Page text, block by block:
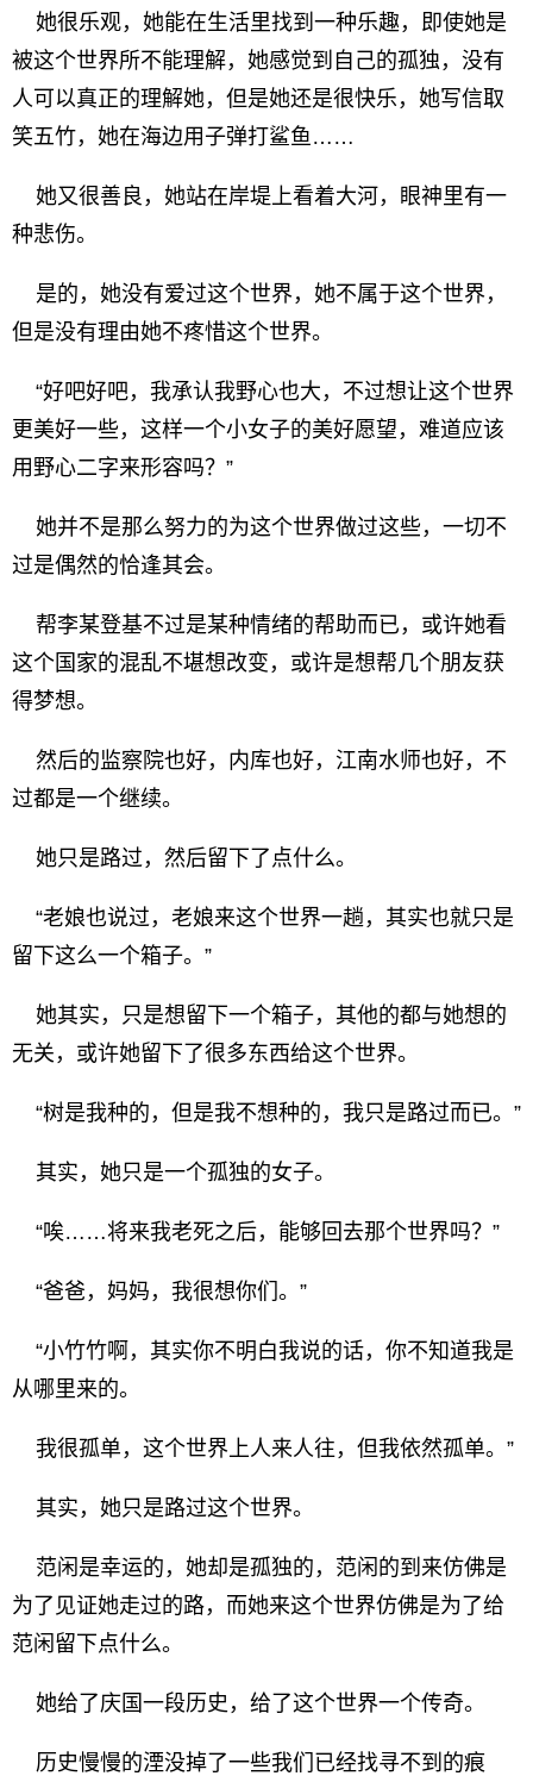
她很乐观，她能在生活里找到一种乐趣，即使她是
被这个世界所不能理解，她感觉到自己的孤独，没有
人可以真正的理解她，但是她还是很快乐，她写信取
笑五竹，她在海边用子弹打鲨鱼……
她又很善良，她站在岸堤上看着大河，眼神里有一
种悲伤。
是的，她没有爱过这个世界，她不属于这个世界，
但是没有理由她不疼惜这个世界。
“好吧好吧，我承认我野心也大，不过想让这个世界
更美好一些，这样一个小女子的美好愿望，难道应该
用野心二字来形容吗？”
她并不是那么努力的为这个世界做过这些，一切不
过是偶然的恰逢其会。
帮李某登基不过是某种情绪的帮助而已，或许她看
这个国家的混乱不堪想改变，或许是想帮几个朋友获
得梦想。
然后的监察院也好，内库也好，江南水师也好，不
过都是一个继续。
她只是路过，然后留下了点什么。
“老娘也说过，老娘来这个世界一趟，其实也就只是
留下这么一个箱子。”
她其实，只是想留下一个箱子，其他的都与她想的
无关，或许她留下了很多东西给这个世界。
“树是我种的，但是我不想种的，我只是路过而已。”
其实，她只是一个孤独的女子。
“唉……将来我老死之后，能够回去那个世界吗？”
“爸爸，妈妈，我很想你们。”
“小竹竹啊，其实你不明白我说的话，你不知道我是
从哪里来的。
我很孤单，这个世界上人来人往，但我依然孤单。”
其实，她只是路过这个世界。
范闲是幸运的，她却是孤独的，范闲的到来仿佛是
为了见证她走过的路，而她来这个世界仿佛是为了给
范闲留下点什么。
她给了庆国一段历史，给了这个世界一个传奇。
历史慢慢的湮没掉了一些我们已经找寻不到的痕